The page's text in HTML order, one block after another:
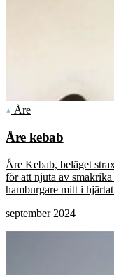
Åre
Åre kebab
Åre Kebab, beläget
för att njuta av smakrika
hamburgare mitt i
september 2024